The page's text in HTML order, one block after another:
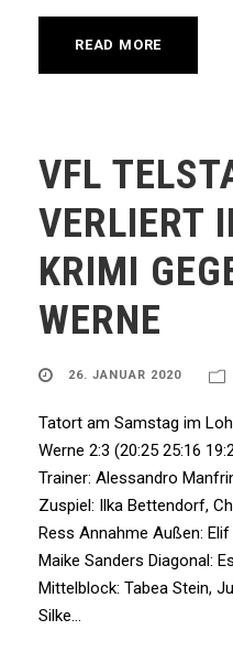
READ MORE
VFL
VERLIERT
KRIMI
WERNE
26. JANUAR 2020
Tatort am Samstag im
Werne 2:3 (20:25 25:16
Trainer: Alessandro
Zuspiel: Ilka Bettendorf,
Ress Annahme Außen:
Maike Sanders Diagonal:
Mittelblock: Tabea Stein,
Silke...